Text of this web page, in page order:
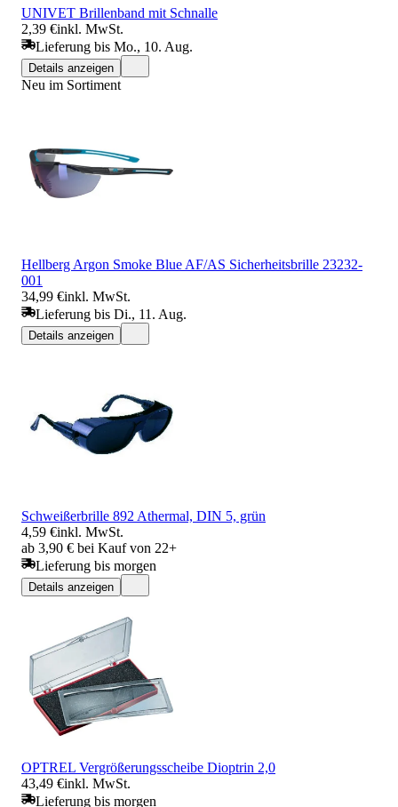
UNIVET Brillenband mit Schnalle
2,39 €inkl. MwSt.
Lieferung bis Mo., 10. Aug.
Details anzeigen
Neu im Sortiment
Hellberg Argon Smoke Blue AF/AS Sicherheitsbrille 23232-
001
34,99 €inkl. MwSt.
Lieferung bis Di., 11. Aug.
Details anzeigen
Schweißerbrille 892 Athermal, DIN 5, grün
4,59 €inkl. MwSt.
ab 3,90 € bei Kauf von 22+
Lieferung bis morgen
Details anzeigen
OPTREL Vergrößerungsscheibe Dioptrin 2,0
43,49 €inkl. MwSt.
Lieferung bis morgen